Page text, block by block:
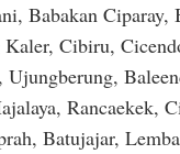
Babakan Ciparay,
Cibiru,
Rancaekek,
Batujajar,